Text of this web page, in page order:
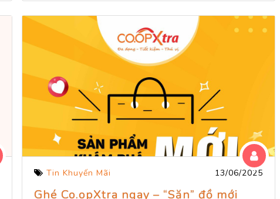
Tin Khuyến Mãi 13/06/2025
Ghé Co.opXtra ngay – “Săn” đồ mới